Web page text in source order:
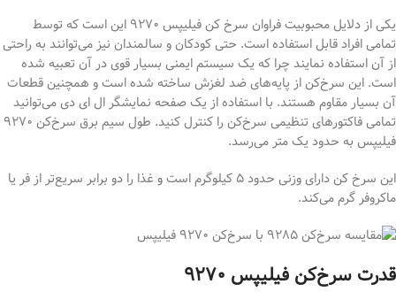
یکی از دلایل محبوبیت فراوان سرخ کن فیلیپس ۹۲۷۰ این است که توسط
تمامی افراد قابل استفاده است. حتی کودکان و سالمندان نیز می‌توانند به راحتی
از آن استفاده نمایند چرا که یک سیستم ایمنی بسیار قوی در آن تعبیه شده
است. این سرخ‌کن از پایه‌های ضد لغزش ساخته شده است و همچنین قطعات
آن بسیار مقاوم هستند. با استفاده از یک صفحه نمایشگر ال ای دی می‌توانید
تمامی فاکتورهای تنظیمی سرخ‌کن را کنترل کنید. طول سیم برق سرخ‌کن ۹۲۷۰
فیلیپس به حدود یک متر می‌رسد.
این سرخ کن دارای وزنی حدود ۵ کیلوگرم است و غذا را دو برابر سریع‌تر از فر یا
ماکروفر گرم می‌کند.
قدرت سرخ‌کن فیلیپس ۹۲۷۰